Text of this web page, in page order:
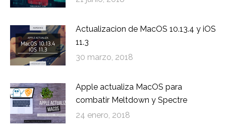
Actualizacion de MacOS 10.13.4 y iOS
11.3
30 marzo, 2018
Apple actualiza MacOS para
combatir Meltdown y Spectre
24 enero, 2018